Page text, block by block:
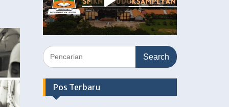
Search
for:
Pos Terbaru